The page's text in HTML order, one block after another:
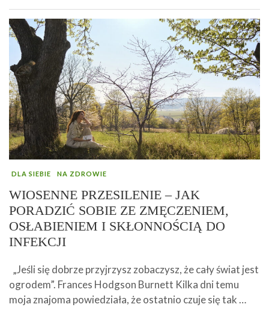
DLA SIEBIE NA ZDROWIE
WIOSENNE PRZESILENIE – JAK
PORADZIĆ SOBIE ZE ZMĘCZENIEM,
OSŁABIENIEM I SKŁONNOŚCIĄ DO
INFEKCJI
„Jeśli się dobrze przyjrzysz zobaczysz, że cały świat jest
ogrodem”. Frances Hodgson Burnett Kilka dni temu
moja znajoma powiedziała, że ostatnio czuje się tak …